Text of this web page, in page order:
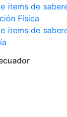
items de
Física
items de